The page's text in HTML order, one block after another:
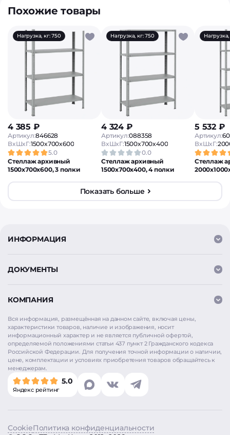
Похожие товары
Нагрузка, кг: 750
4 385 ₽
Артикул:846628
ВxШxГ:1500x700x600
5.0
Стеллаж архивный
1500х700х600, 3 полки
Нагрузка, кг: 750
4 324 ₽
Артикул:088358
ВxШxГ:1500x700x400
0.0
Стеллаж архивный
1500х700х400, 4 полки
5 532 ₽
Артикул:
ВxШxГ:
Стеллаж
Показать больше
Вся информация, размещённая на данном сайте, включая цены,
характеристики товаров, наличие и изображения, носит
информационный характер и не является публичной офертой,
определяемой положениями статьи 437 пункт 2 Гражданского кодекса
Российской Федерации. Для получения точной информации о наличии,
цене, комплектации и условиях приобретения товаров обращайтесь к
менеджерам.
5.0
Яндекс рейтинг
ИНФОРМАЦИЯ
ДОКУМЕНТЫ
КОМПАНИЯ
CookieПолитика конфиденциальности
соглашаетесь на использование cookie. Нажимая